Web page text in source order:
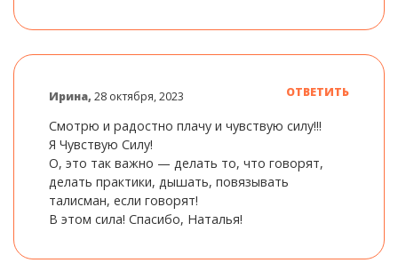
Ирина,28 октября, 2023 ОТВЕТИТЬ
Смотрю и радостно плачу и чувствую силу!!!
Я Чувствую Силу!
О, это так важно — делать то, что говорят,
делать практики, дышать, повязывать
талисман, если говорят!
В этом сила! Спасибо, Наталья!